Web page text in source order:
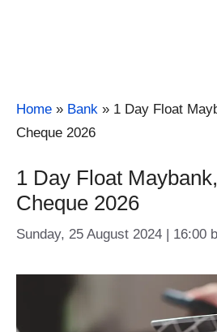
Home » Bank » 1 Day Float
Cheque 2026
1 Day Float
Cheque 2026
Sunday, 25 August 2024 | 16:00